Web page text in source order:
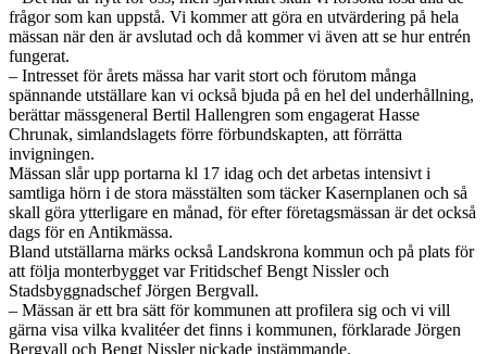
frågor som kan uppstå. Vi kommer att göra en utvärdering på hela
mässan när den är avslutad och då kommer vi även att se hur entrén
fungerat.
– Intresset för årets mässa har varit stort och förutom många
spännande utställare kan vi också bjuda på en hel del underhållning,
berättar mässgeneral Bertil Hallengren som engagerat Hasse
Chrunak, simlandslagets förre förbundskapten, att förrätta
invigningen.
Mässan slår upp portarna kl 17 idag och det arbetas intensivt i
samtliga hörn i de stora mässtälten som täcker Kasernplanen och så
skall göra ytterligare en månad, för efter företagsmässan är det också
dags för en Antikmässa.
Bland utställarna märks också Landskrona kommun och på plats för
att följa monterbygget var Fritidschef Bengt Nissler och
Stadsbyggnadschef Jörgen Bergvall.
– Mässan är ett bra sätt för kommunen att profilera sig och vi vill
gärna visa vilka kvalitéer det finns i kommunen, förklarade Jörgen
Bergvall och Bengt Nissler nickade instämmande.